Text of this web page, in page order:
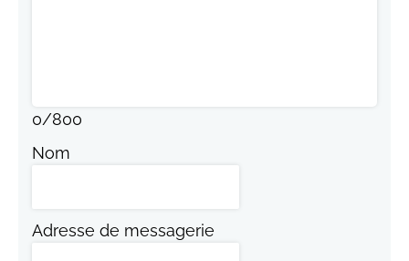
0/800
Nom
Adresse de messagerie